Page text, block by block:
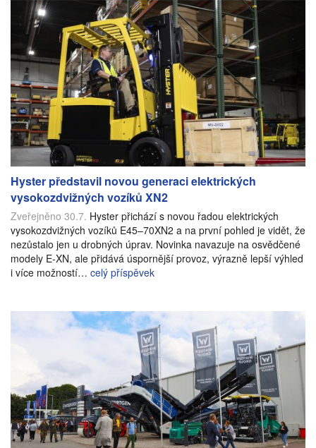
Hyster představil novou generaci elektrických
vysokozdvižných vozíků XN2
Zveřejněno 30.7. Hyster přichází s novou řadou elektrických
vysokozdvižných vozíků E45–70XN2 a na první pohled je vidět, že
nezůstalo jen u drobných úprav. Novinka navazuje na osvědčené
modely E-XN, ale přidává úspornější provoz, výrazně lepší výhled
i více možností… celý příspěvek